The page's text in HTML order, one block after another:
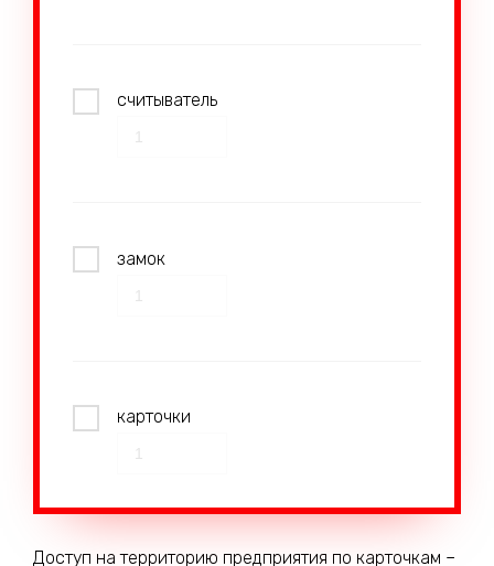
считыватель
замок
карточки
Доступ на территорию предприятия по карточкам –